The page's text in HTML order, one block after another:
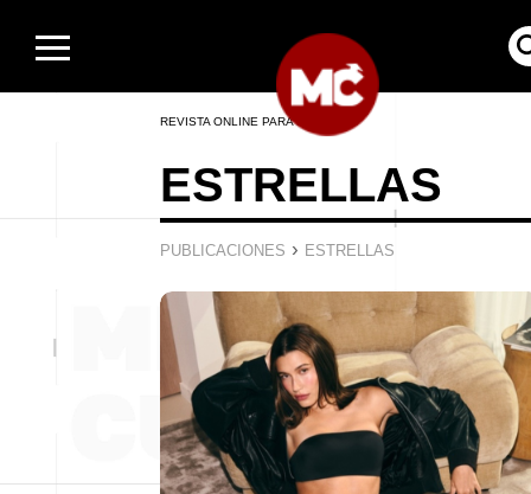
REVISTA ONLINE PARA HOMBRES
ESTRELLAS
PUBLICACIONES › ESTRELLAS